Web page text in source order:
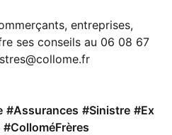
A
T
I
entreprises,
ses conseils au 06 08 67
#Assurances #Sinistre #Ex
#ColloméFrères